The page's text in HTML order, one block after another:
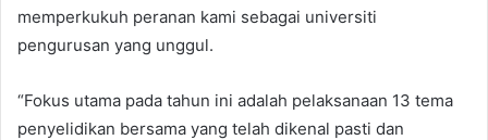
memperkukuh peranan kami sebagai universiti
pengurusan yang unggul.
“Fokus utama pada tahun ini adalah pelaksanaan 13 tema
penyelidikan bersama yang telah dikenal pasti dan